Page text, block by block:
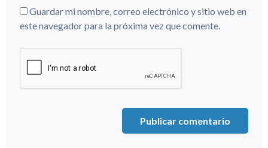
Guardar mi nombre, correo electrónico y sitio web en
este navegador para la próxima vez que comente.